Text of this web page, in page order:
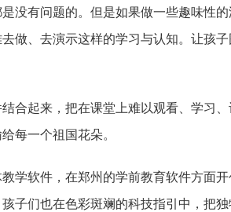
没有问题的。但是如果做一些趣味性的
做、去演示这样的学习与认知。让孩子
合起来，把在课堂上难以观看、学习、
每一个祖国花朵。
学软件，在郑州的学前教育软件方面开
子们也在色彩斑斓的科技指引中，把独